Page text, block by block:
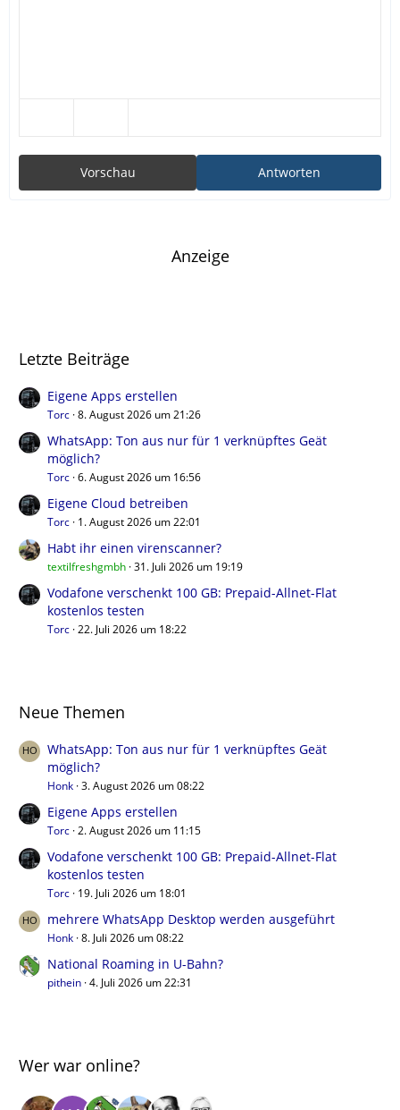
Antworten
Vorschau
Anzeige
Letzte Beiträge
Eigene Apps erstellen
Torc 8. August 2026 um 21:26
WhatsApp: Ton aus nur für 1 verknüpftes Geät
möglich?
Torc 6. August 2026 um 16:56
Eigene Cloud betreiben
Torc 1. August 2026 um 22:01
Habt ihr einen virenscanner?
textilfreshgmbh 31. Juli 2026 um 19:19
Vodafone verschenkt 100 GB: Prepaid-Allnet-Flat
kostenlos testen
Torc 22. Juli 2026 um 18:22
Neue Themen
WhatsApp: Ton aus nur für 1 verknüpftes Geät
möglich?
Honk 3. August 2026 um 08:22
Eigene Apps erstellen
Torc 2. August 2026 um 11:15
Vodafone verschenkt 100 GB: Prepaid-Allnet-Flat
kostenlos testen
Torc 19. Juli 2026 um 18:01
mehrere WhatsApp Desktop werden ausgeführt
Honk 8. Juli 2026 um 08:22
National Roaming in U-Bahn?
pithein 4. Juli 2026 um 22:31
Wer war online?